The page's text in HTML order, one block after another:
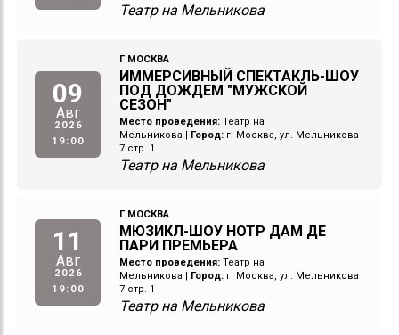
Театр на Мельникова
09
Авг
2026
19:00
Г МОСКВА
ИММЕРСИВНЫЙ СПЕКТАКЛЬ-ШОУ
ПОД ДОЖДЕМ "МУЖСКОЙ
СЕЗОН"
Место проведения: Театр на
Мельникова | Город: г. Москва, ул. Мельникова
7 стр. 1
Театр на Мельникова
11
Авг
2026
19:00
Г МОСКВА
МЮЗИКЛ-ШОУ НОТР ДАМ ДЕ
ПАРИ ПРЕМЬЕРА
Место проведения: Театр на
Мельникова | Город: г. Москва, ул. Мельникова
7 стр. 1
Театр на Мельникова